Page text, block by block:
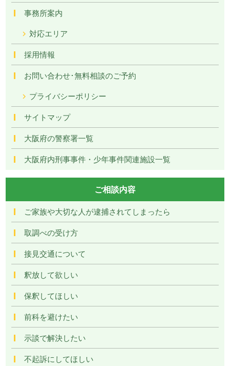
事務所案内
対応エリア
採用情報
お問い合わせ･無料相談のご予約
プライバシーポリシー
サイトマップ
大阪府の警察署一覧
大阪府内刑事事件・少年事件関連施設一覧
ご相談内容
ご家族や大切な人が逮捕されてしまったら
取調べの受け方
接見交通について
釈放して欲しい
保釈してほしい
前科を避けたい
示談で解決したい
不起訴にしてほしい